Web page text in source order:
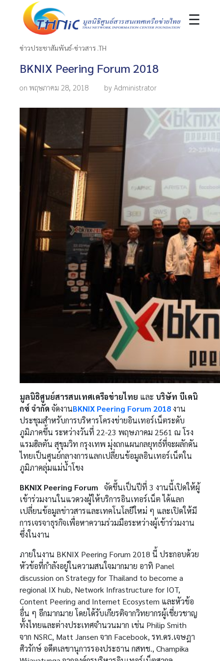
☰
ข่าวประชาสัมพันธ์-ข่าวสาร .TH
BKNIX Peering Forum 2018
on พฤษภาคม 28, 2018 by Administrator
มูลนิธิศูนย์สารสนเทศเครือข่ายไทย และ บริษัท บีเคนิ
กซ์ จำกัดจัดงานBKNIX Peering Forum 2018 งาน
ประชุมสำหรับการบริหารโครงข่ายอินเทอร์เน็ตระดับ
ภูมิภาคขึ้น ระหว่างวันที่ 22-23 พฤษภาคม 2561 ณ โรง
แรมฮิลตัน สุขุมวิท กรุงเทพ มุ่งถกแผนกลยุทธ์ที่จะผลักดัน
ไทยเป็นศูนย์กลางการแลกเปลี่ยนข้อมูลอินเทอร์เน็ตใน
ภูมิภาคลุ่มแม่น้ำโขง
BKNIX Peering Forum จัดขึ้นเป็นปีที่ 3 งานนี้เปิดให้ผู้
เข้าร่วมงานในแวดวงผู้ให้บริการอินเทอร์เน็ต ได้แลก
เปลี่ยนข้อมูลข่าวสารและเทคโนโลยีใหม่ ๆ และเปิดให้มี
การเจรจาธุรกิจเพื่อหาความร่วมมือระหว่างผู้เข้าร่วมงาน
ซึ่งในงาน
ภายในงาน BKNIX Peering Forum 2018 นี้ ประกอบด้วย
หัวข้อที่กำลังอยู่ในความสนใจมากมาย อาทิ Panel
discussion on Strategy for Thailand to become a
regional IX hub, Network Infrastructure for IOT,
Content Peering and Internet Ecosystem และหัวข้อ
อื่น ๆ อีกมากมาย โดยได้รับเกียรติจากวิทยากรผู้เชี่ยวชาญ
ทั้งไทยและต่างประเทศจำนวนมาก เช่น Philip Smith
จาก NSRC, Matt Jansen จาก Facebook, รท.ดร.เจษฎา
ศิวรักษ์ อดีตเลขานุการรองประธาน กสทช., Champika